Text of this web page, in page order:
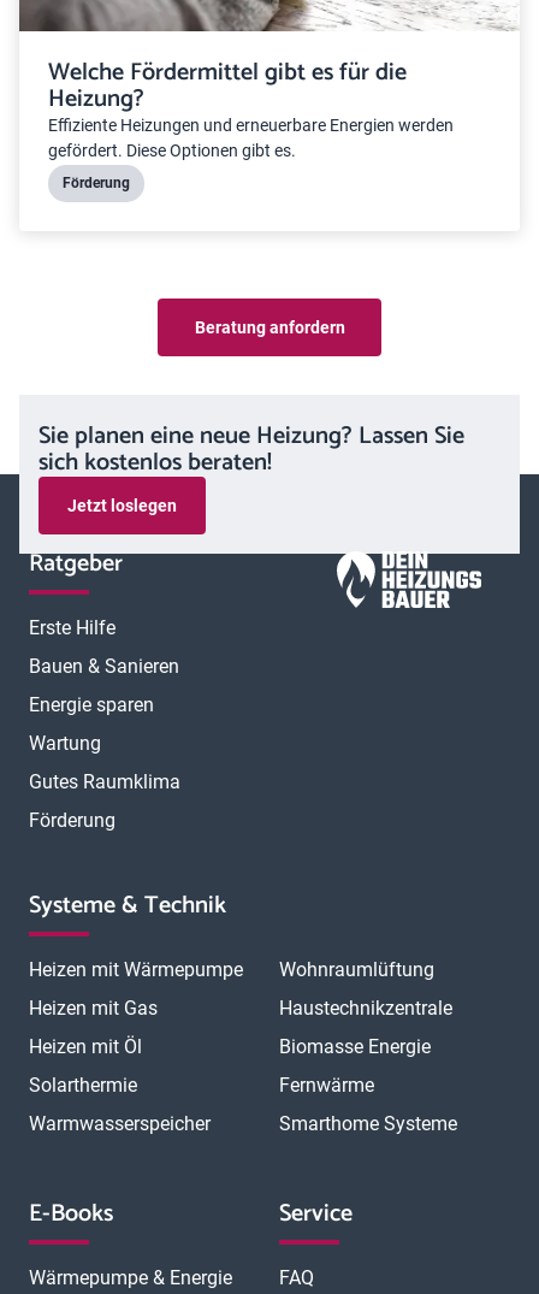
Welche Fördermittel gibt es für die
Heizung?
Effiziente Heizungen und erneuerbare Energien werden
gefördert. Diese Optionen gibt es.
Förderung
Beratung anfordern
Sie planen eine neue Heizung? Lassen Sie
sich kostenlos beraten!
Jetzt loslegen
Ratgeber
Erste Hilfe
Bauen & Sanieren
Energie sparen
Wartung
Gutes Raumklima
Förderung
Systeme & Technik
Heizen mit Wärmepumpe
Heizen mit Gas
Heizen mit Öl
Solarthermie
Warmwasserspeicher
Wohnraumlüftung
Haustechnikzentrale
Biomasse Energie
Fernwärme
Smarthome Systeme
E-Books
Wärmepumpe & Energie
Service
FAQ